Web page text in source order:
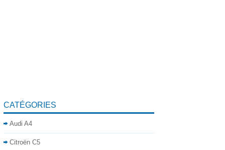
CATÉGORIES
Audi A4
Citroën C5